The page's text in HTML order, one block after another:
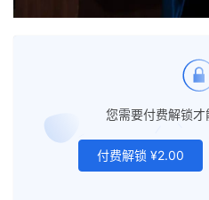
您需要付费解锁
付费解锁 ¥2.00